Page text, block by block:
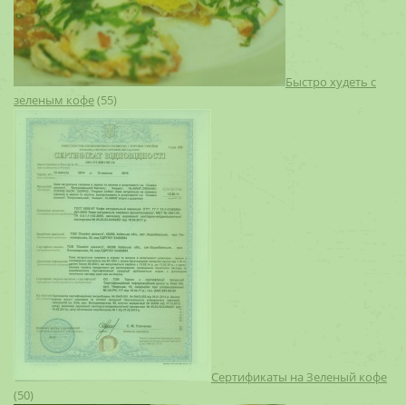
Быстро худеть с
зеленым кофе(55)
Сертификаты на Зеленый кофе
(50)